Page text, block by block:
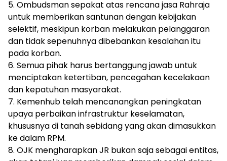
5. Ombudsman sepakat atas rencana jasa Rahraja
untuk memberikan santunan dengan kebijakan
selektif, meskipun korban melakukan pelanggaran
dan tidak sepenuhnya dibebankan kesalahan itu
pada korban.
6. Semua pihak harus bertanggung jawab untuk
menciptakan ketertiban, pencegahan kecelakaan
dan kepatuhan masyarakat.
7. Kemenhub telah mencanangkan peningkatan
upaya perbaikan infrastruktur keselamatan,
khususnya di tanah sebidang yang akan dimasukkan
ke dalam RPM.
8. OJK mengharapkan JR bukan saja sebagai entitas,